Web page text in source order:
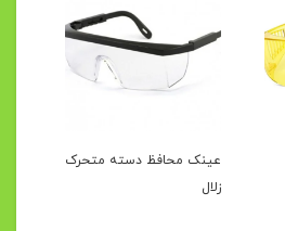
عینک محافظ دسته متحرک
زلال